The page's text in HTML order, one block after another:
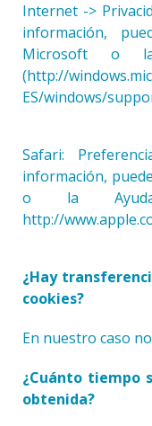
Internet ->
información,
Microsoft o
(http://
ES/windows/
Safari:
información,
o la
http://
¿Hay
cookies?
En nuestro caso
¿Cuánto tiempo
obtenida?